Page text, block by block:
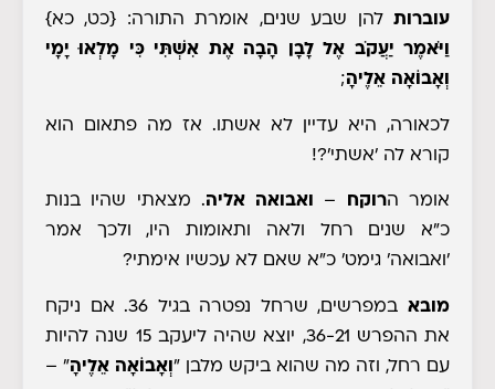
עוברות להן שבע שנים, אומרת התורה: {כט, כא}
וַיֹּאמֶר יַעֲקֹב אֶל לָבָן הָבָה אֶת אִשְׁתִּי כִּי מָלְאוּ יָמָי
וְאָבוֹאָה אֵלֶיהָ;
לכאורה, היא עדיין לא אשתו. אז מה פתאום הוא
קורא לה 'אשתי'?!
אומר הרוקח – ואבואה אליה. מצאתי שהיו בנות
כ"א שנים רחל ולאה ותאומות היו, ולכך אמר
'ואבואה' גימט' כ"א שאם לא עכשיו אימתי?
מובא
במפרשים, שרחל נפטרה בגיל 36. אם ניקח
את ההפרש 36-21, יוצא שהיה ליעקב 15 שנה להיות
עם רחל, וזה מה שהוא ביקש מלבן "וְאָבוֹאָה אֵלֶיהָ" –